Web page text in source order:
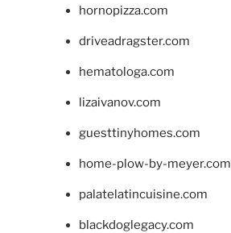
hornopizza.com
driveadragster.com
hematologa.com
lizaivanov.com
guesttinyhomes.com
home-plow-by-meyer.com
palatelatincuisine.com
blackdoglegacy.com